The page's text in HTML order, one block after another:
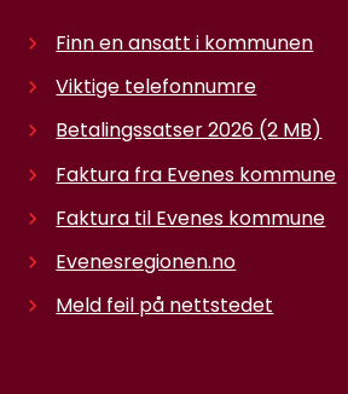
Finn en ansatt i kommunen
Viktige telefonnumre
Betalingssatser 2026 (2 MB)
Faktura fra Evenes kommune
Faktura til Evenes kommune
Evenesregionen.no
Meld feil på nettstedet